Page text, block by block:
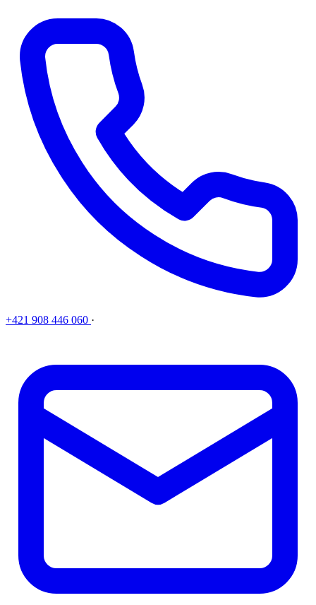
+421 908 446 060 ·